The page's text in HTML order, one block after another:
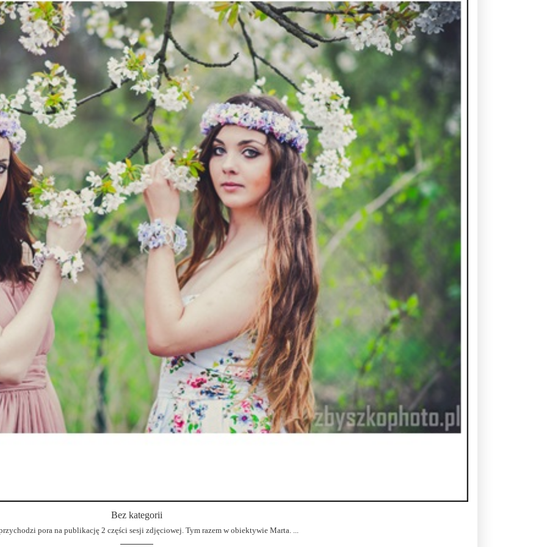
Bez kategorii
przychodzi pora na publikację 2 części sesji zdjęciowej. Tym razem w obiektywie Marta. ...